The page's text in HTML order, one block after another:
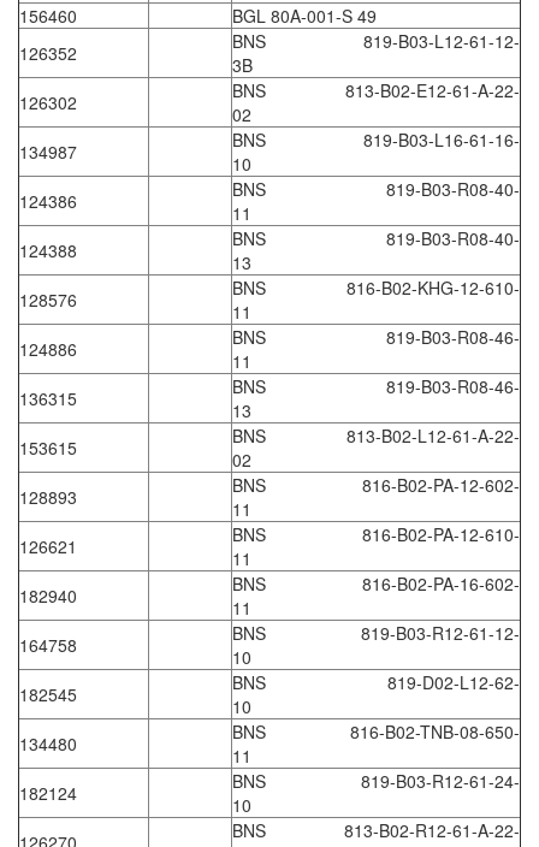
Gems Sensor
Gemu
GENEBRE
Geokon Vietnam
GESIPA
Gessmann
Gestra
GF
Ghisalba
Gill Instruments
Giovenzana Vietnam
Glamox
Glavi
Global Encoder Vietnam
Glual
GPA Pump
GRAVITY
GREYSTONE
GREYSTONE
Grizzly Viet Nam
156460
BGL 80A-001-S 49
126352
BNS 819-B03-L12-61-12-
3B
126302
BNS 813-B02-E12-61-A-22-
02
134987
BNS 819-B03-L16-61-16-
10
124386
BNS 819-B03-R08-40-
11
124388
BNS 819-B03-R08-40-
13
128576
BNS 816-B02-KHG-12-610-
11
124886
BNS 819-B03-R08-46-
11
136315
BNS 819-B03-R08-46-
13
153615
BNS 813-B02-L12-61-A-22-
02
128893
BNS 816-B02-PA-12-602-
11
126621
BNS 816-B02-PA-12-610-
11
182940
BNS 816-B02-PA-16-602-
11
164758
BNS 819-B03-R12-61-12-
10
182545
BNS 819-D02-L12-62-
10
134480
BNS 816-B02-TNB-08-650-
11
182124
BNS 819-B03-R12-61-24-
10
126270
BNS 813-B02-R12-61-A-22-